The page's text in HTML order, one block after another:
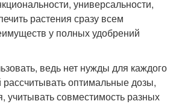
универсальности,
растения сразу всем
у полных удобрений
ведь нет нужды для каждого
рассчитывать оптимальные дозы,
учитывать совместимость разных